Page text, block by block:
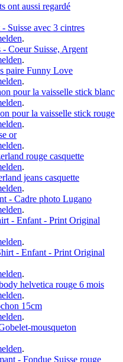
ont aussi regardé
Suisse avec 3 cintres
.
- Coeur Suisse, Argent
.
paire Funny Love
.
pour la vaisselle stick blanc
.
pour la vaisselle stick rouge
.
or
.
rouge casquette
.
jeans casquette
.
- Cadre photo Lugano
.
- Enfant - Print Original
.
- Enfant - Print Original
.
helvetica rouge 6 mois
.
15cm
.
mousqueton
.
- Fondue Suisse rouge